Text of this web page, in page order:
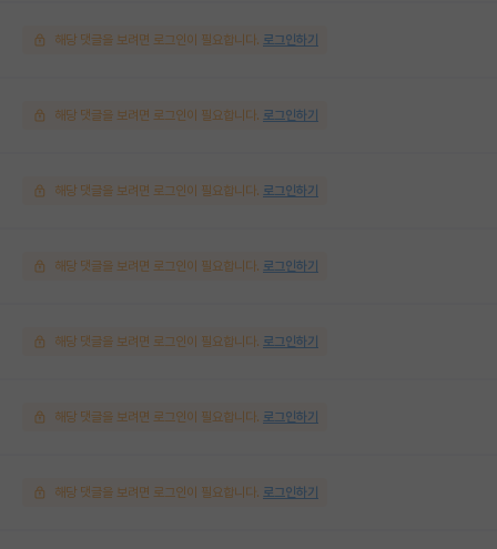
해당 댓글을 보려면 로그인이 필요합니다. 로그인하기
해당 댓글을 보려면 로그인이 필요합니다. 로그인하기
해당 댓글을 보려면 로그인이 필요합니다. 로그인하기
해당 댓글을 보려면 로그인이 필요합니다. 로그인하기
해당 댓글을 보려면 로그인이 필요합니다. 로그인하기
해당 댓글을 보려면 로그인이 필요합니다. 로그인하기
해당 댓글을 보려면 로그인이 필요합니다. 로그인하기